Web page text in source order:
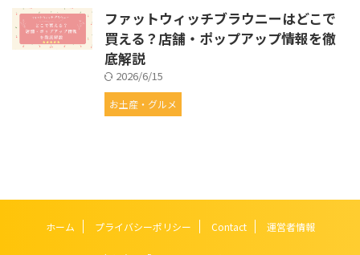
ファットウィッチブラウニーはどこで
買える？店舗・ポップアップ情報を徹
底解説
2026/6/15
お土産・グルメ
ホーム プライバシーポリシー Contact 運営者情報